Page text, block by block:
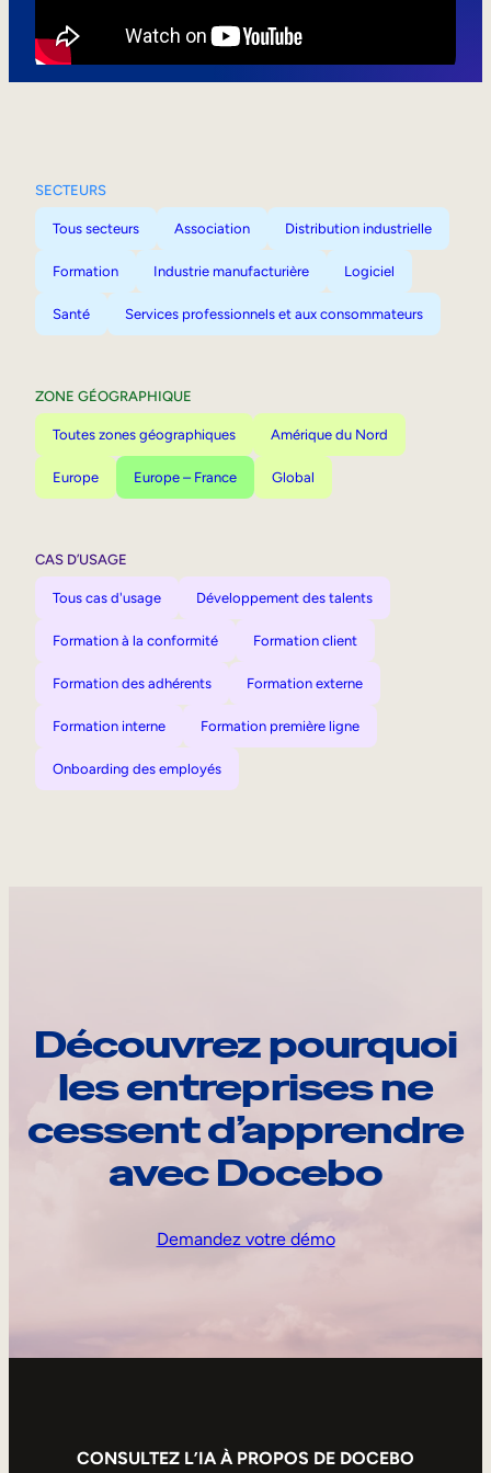
SECTEURS
Tous secteurs Association Distribution industrielle
Formation Industrie manufacturière Logiciel
Santé Services professionnels et aux consommateurs
ZONE GÉOGRAPHIQUE
Toutes zones géographiques Amérique du Nord
Europe Europe – France Global
CAS D’USAGE
Tous cas d'usage Développement des talents
Formation à la conformité Formation client
Formation des adhérents Formation externe
Formation interne Formation première ligne
Onboarding des employés
Découvrez pourquoi
les entreprises ne
cessent d’apprendre
avec Docebo
Demandez votre démo
CONSULTEZ L’IA À PROPOS DE DOCEBO